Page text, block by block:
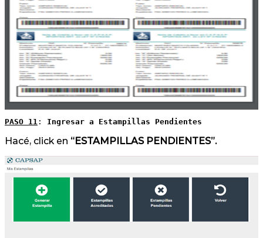
PASO 11 : Ingresar a Estampillas Pendientes
Hacé, click en “ESTAMPILLAS PENDIENTES”.